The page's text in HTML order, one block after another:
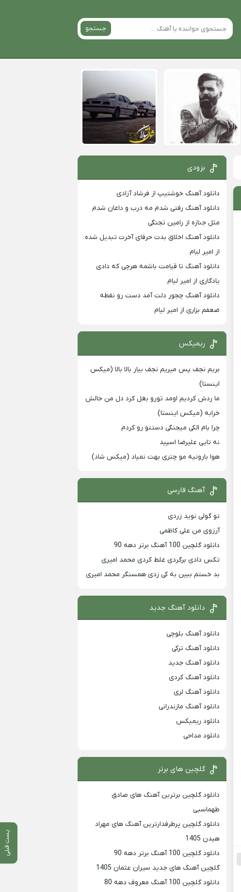
جستجو
پست قبلی
بزودی
دانلود آهنگ خوشتیپ از فرشاد آزادی
دانلود آهنگ رفتی شدم مه درب و داغان شدم
مثل جنازه از رامین تجنگی
دانلود آهنگ اخلاق بدت حرفای آخرت تبدیل شده
از امیر لیام
دانلود آهنگ تا قیامت باشمه هرچی که دادی
یادگاری از امیر لیام
دانلود آهنگ چجور دلت آمد دست رو نقطه
ضعفم بزاری از امیر لیام
ریمیکس
بریم نجف پس میریم نجف بیار بالا بالا (میکس
اینستا)
ما ردش کردیم اومد تورو بغل کرد دل من حالش
خرابه (میکس اینستا)
چرا بام الکی میجنگی دستتو رو کردم
نه تایی علیرضا اسپید
هوا بارونیه مو چتری بهت نمیاد (میکس شاد)
آهنگ فارسی
تو گولی نوید زردی
آرزوی من علی کاظمی
دانلود گلچین 100 آهنگ برتر دهه 90
تکس دادی برگردی غلط کردی محمد امیری
بد خستم ببین به کی زدی همسنگر محمد امیری
دانلود آهنگ جدید
دانلود آهنگ بلوچی
دانلود آهنگ ترکی
دانلود آهنگ جدید
دانلود آهنگ کردی
دانلود آهنگ لری
دانلود آهنگ مازندرانی
دانلود ریمیکس
دانلود مداحی
گلچین های برتر
دانلود گلچین برترین آهنگ های صادق
طهماسبی
دانلود گلچین پرطرفدارترین آهنگ های مهراد
هیدن 1405
دانلود گلچین 100 آهنگ برتر دهه 90
گلچین آهنگ های جدید سیران عثمان 1405
دانلود گلچین 100 آهنگ معروف دهه 80